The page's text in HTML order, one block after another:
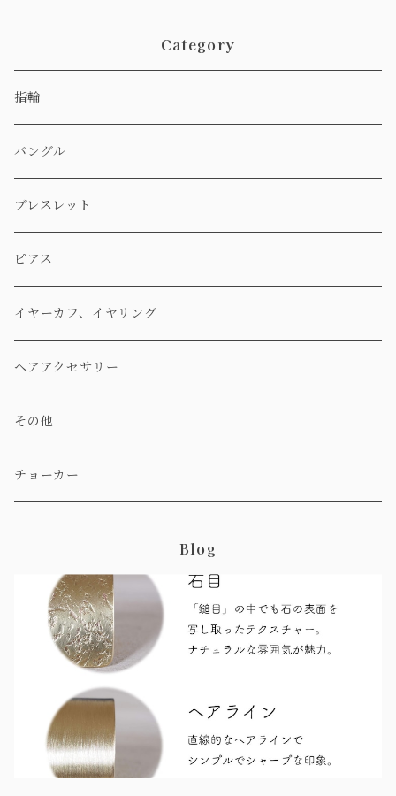
Category
指輪
バングル
ブレスレット
ピアス
イヤーカフ、イヤリング
ヘアアクセサリー
その他
チョーカー
Blog